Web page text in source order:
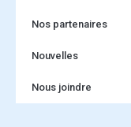
Nos partenaires
Nouvelles
Nous joindre